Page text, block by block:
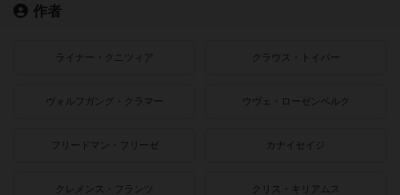
作者
ライナー・クニツィア クラウス・トイバー
ヴォルフガング・クラマー ウヴェ・ローゼンベルク
フリードマン・フリーゼ カナイセイジ
クレメンス・フランツ クリス・キリアムス